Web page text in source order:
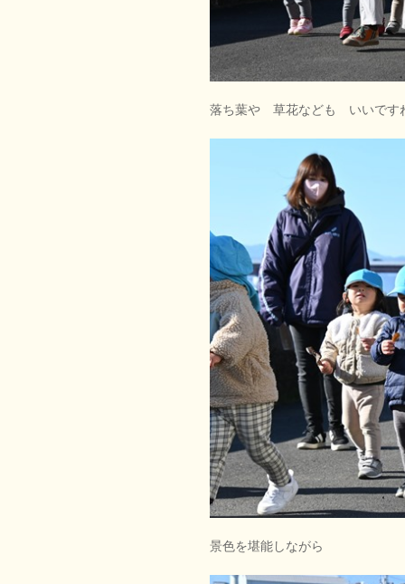
落ち葉や 草花なども いいです
景色を堪能しながら